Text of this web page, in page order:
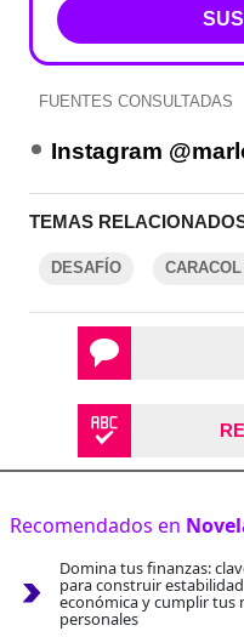
FUENTES CONSULTADAS
Instagram
TEMAS
DESAFÍO
Recomendados en
Domina tus finanzas:
para construir estabilidad
económica y cumplir tus
personales